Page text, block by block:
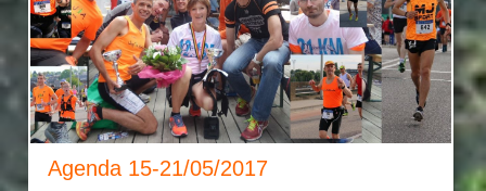
Agenda 15-21/05/2017